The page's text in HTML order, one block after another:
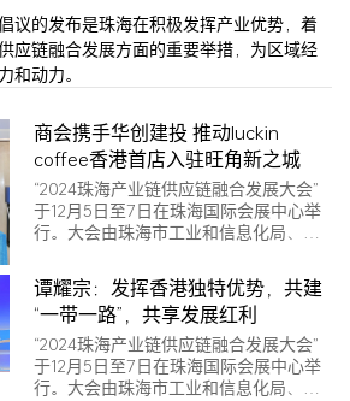
议的发布是珠海在积极发挥产业优势，着
应链融合发展方面的重要举措，为区域经
和动力。
商会携手华创建投 推动luckin
coffee香港首店入驻旺角新之城
“2024珠海产业链供应链融合发展大会”
于12月5日至7日在珠海国际会展中心举
行。大会由珠海市工业和信息化局、…
谭耀宗：发挥香港独特优势，共建
“一带一路”，共享发展红利
“2024珠海产业链供应链融合发展大会”
于12月5日至7日在珠海国际会展中心举
行。大会由珠海市工业和信息化局、…